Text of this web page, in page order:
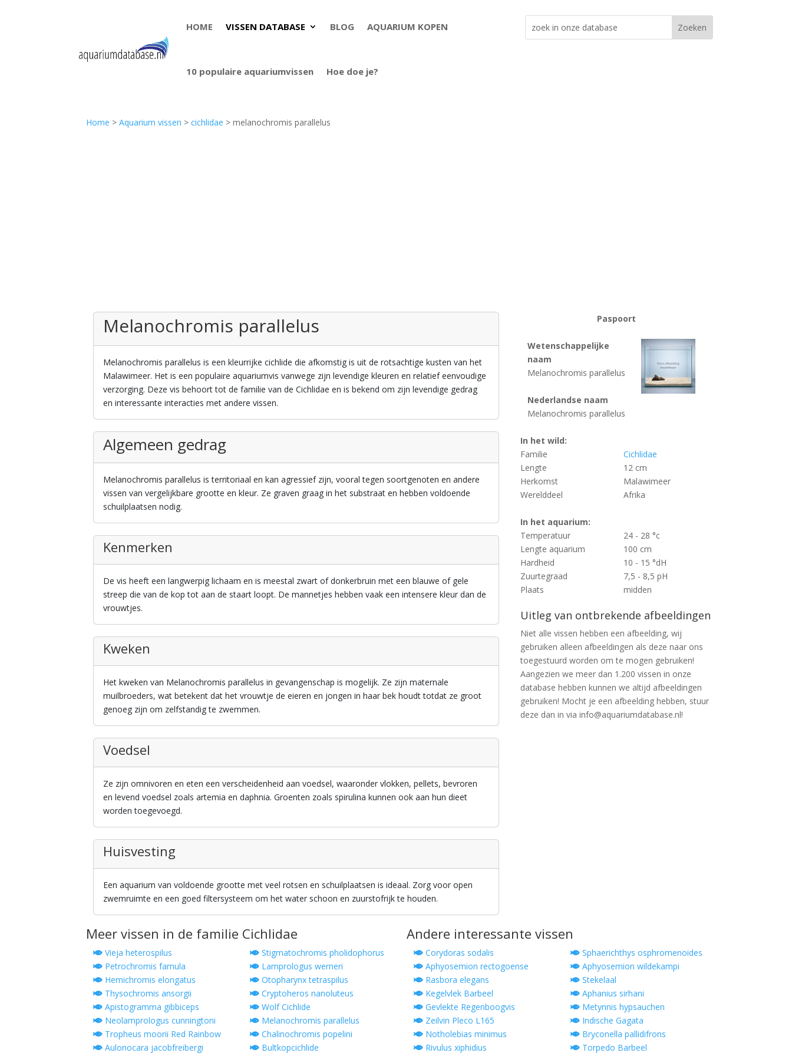
HOME VISSEN DATABASE BLOG AQUARIUM KOPEN
10 populaire aquariumvissen Hoe doe je?
Home >Aquarium vissen >cichlidae > melanochromis parallelus
Paspoort
Wetenschappelijke
naam
Melanochromis parallelus
Nederlandse naam
Melanochromis parallelus
In het wild:
Familie
Cichlidae
Lengte
12 cm
Herkomst
Malawimeer
Werelddeel
Afrika
In het aquarium:
Temperatuur
24 - 28 °c
Lengte aquarium
100 cm
Hardheid
10 - 15 °dH
Zuurtegraad
7,5 - 8,5 pH
Plaats
midden
Uitleg van ontbrekende afbeeldingen
Niet alle vissen hebben een afbeelding, wij
gebruiken alleen afbeeldingen als deze naar ons
toegestuurd worden om te mogen gebruiken!
Aangezien we meer dan 1.200 vissen in onze
database hebben kunnen we altijd afbeeldingen
gebruiken! Mocht je een afbeelding hebben, stuur
deze dan in via info@aquariumdatabase.nl!
Melanochromis parallelus
Melanochromis parallelus is een kleurrijke cichlide die afkomstig is uit de rotsachtige kusten van het
Malawimeer. Het is een populaire aquariumvis vanwege zijn levendige kleuren en relatief eenvoudige
verzorging. Deze vis behoort tot de familie van de Cichlidae en is bekend om zijn levendige gedrag
en interessante interacties met andere vissen.
Algemeen gedrag
Melanochromis parallelus is territoriaal en kan agressief zijn, vooral tegen soortgenoten en andere
vissen van vergelijkbare grootte en kleur. Ze graven graag in het substraat en hebben voldoende
schuilplaatsen nodig.
Kenmerken
De vis heeft een langwerpig lichaam en is meestal zwart of donkerbruin met een blauwe of gele
streep die van de kop tot aan de staart loopt. De mannetjes hebben vaak een intensere kleur dan de
vrouwtjes.
Kweken
Het kweken van Melanochromis parallelus in gevangenschap is mogelijk. Ze zijn maternale
muilbroeders, wat betekent dat het vrouwtje de eieren en jongen in haar bek houdt totdat ze groot
genoeg zijn om zelfstandig te zwemmen.
Voedsel
Ze zijn omnivoren en eten een verscheidenheid aan voedsel, waaronder vlokken, pellets, bevroren
en levend voedsel zoals artemia en daphnia. Groenten zoals spirulina kunnen ook aan hun dieet
worden toegevoegd.
Huisvesting
Een aquarium van voldoende grootte met veel rotsen en schuilplaatsen is ideaal. Zorg voor open
zwemruimte en een goed filtersysteem om het water schoon en zuurstofrijk te houden.
Meer vissen in de familie Cichlidae
Vieja heterospilus
Stigmatochromis pholidophorus
Petrochromis famula
Lamprologus werneri
Hemichromis elongatus
Otopharynx tetraspilus
Thysochromis ansorgii
Cryptoheros nanoluteus
Apistogramma gibbiceps
Wolf Cichlide
Neolamprologus cunningtoni
Melanochromis parallelus
Tropheus moorii Red Rainbow
Chalinochromis popelini
Aulonocara jacobfreibergi
Bultkopcichlide
Andere interessante vissen
Corydoras sodalis
Sphaerichthys osphromenoides
Aphyosemion rectogoense
Aphyosemion wildekampi
Rasbora elegans
Stekelaal
Kegelvlek Barbeel
Aphanius sirhani
Gevlekte Regenboogvis
Metynnis hypsauchen
Zeilvin Pleco L165
Indische Gagata
Notholebias minimus
Bryconella pallidifrons
Rivulus xiphidius
Torpedo Barbeel